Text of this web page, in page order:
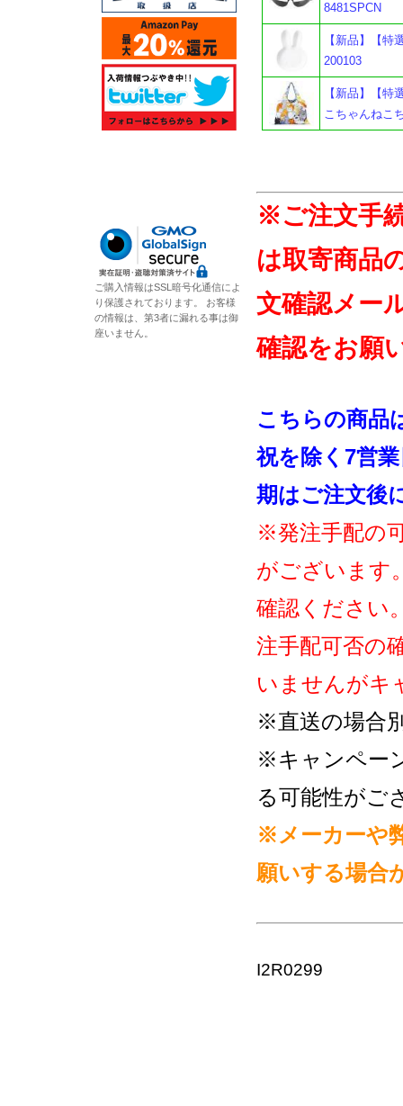
8481SPCN
【新品】【
200103
【新品】【特
こちゃんねこ
※ご注文手
は取寄商品
文確認メー
確認をお願
こちらの商品
祝を除く7営
期はご注文後
※発注手配の
がございます
確認ください
注手配可否の
いませんがキ
※直送の場合
※キャンペー
る可能性がご
※メーカーや
願いする場合
I2R0299
ご購入情報はSSL暗号化通信によ
り保護されております。 お客様
の情報は、第3者に漏れる事は御
座いません。